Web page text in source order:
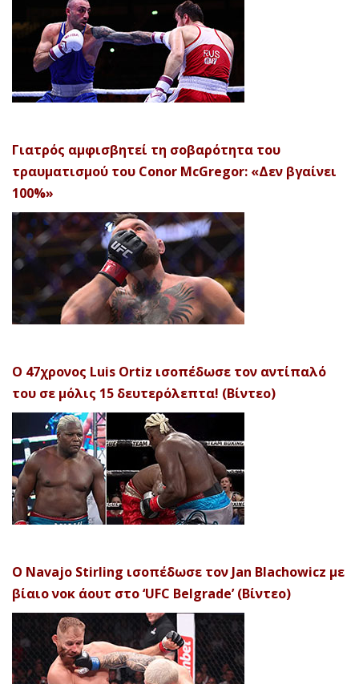
Γιατρός αμφισβητεί τη σοβαρότητα του
τραυματισμού του Conor McGregor: «Δεν βγαίνει
100%»
Ο 47χρονος Luis Ortiz ισοπέδωσε τον αντίπαλό
του σε μόλις 15 δευτερόλεπτα! (Βίντεο)
Ο Navajo Stirling ισοπέδωσε τον Jan Blachowicz με
βίαιο νοκ άουτ στο ‘UFC Belgrade’ (Βίντεο)